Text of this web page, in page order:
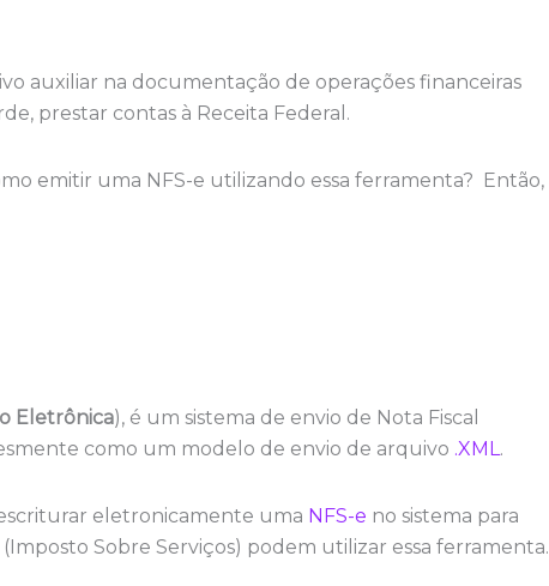
auxiliar na documentação de operações financeiras
prestar contas à Receita Federal.
emitir uma NFS-e utilizando essa ferramenta? Então,
Eletrônica), é um sistema de envio de Nota Fiscal
como um modelo de envio de arquivo .XML.
eletronicamente uma NFS-e no sistema para
(Imposto Sobre Serviços) podem utilizar essa ferramenta.